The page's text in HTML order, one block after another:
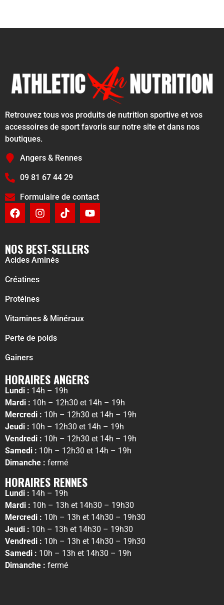
Retrouvez tous vos produits de nutrition sportive et vos
accessoires de sport favoris sur notre site et dans nos
boutiques.
Angers & Rennes
09 81 67 44 29
Formulaire de contact
NOS BEST-SELLERS
Acides Aminés
Créatines
Protéines
Vitamines & Minéraux
Perte de poids
Gainers
HORAIRES ANGERS
Lundi : 14h – 19h
Mardi : 10h – 12h30 et 14h – 19h
Mercredi : 10h – 12h30 et 14h – 19h
Jeudi : 10h – 12h30 et 14h – 19h
Vendredi : 10h – 12h30 et 14h – 19h
Samedi : 10h – 12h30 et 14h – 19h
Dimanche : fermé
HORAIRES RENNES
Lundi : 14h – 19h
Mardi : 10h – 13h et 14h30 – 19h30
Mercredi : 10h – 13h et 14h30 – 19h30
Jeudi : 10h – 13h et 14h30 – 19h30
Vendredi : 10h – 13h et 14h30 – 19h30
Samedi : 10h – 13h et 14h30 – 19h
Dimanche : fermé